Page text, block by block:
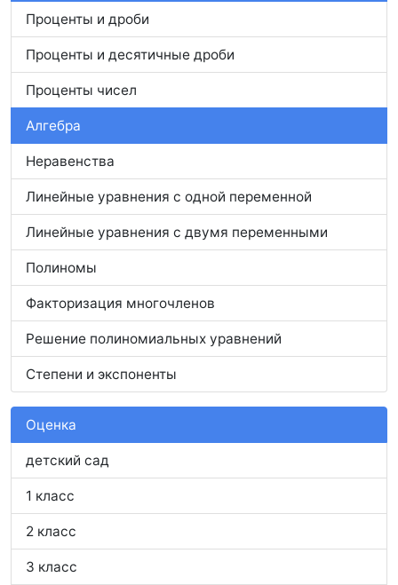
Проценты и дроби
Проценты и десятичные дроби
Проценты чисел
Алгебра
Неравенства
Линейные уравнения с одной переменной
Линейные уравнения с двумя переменными
Полиномы
Факторизация многочленов
Решение полиномиальных уравнений
Степени и экспоненты
Оценка
детский сад
1 класс
2 класс
3 класс